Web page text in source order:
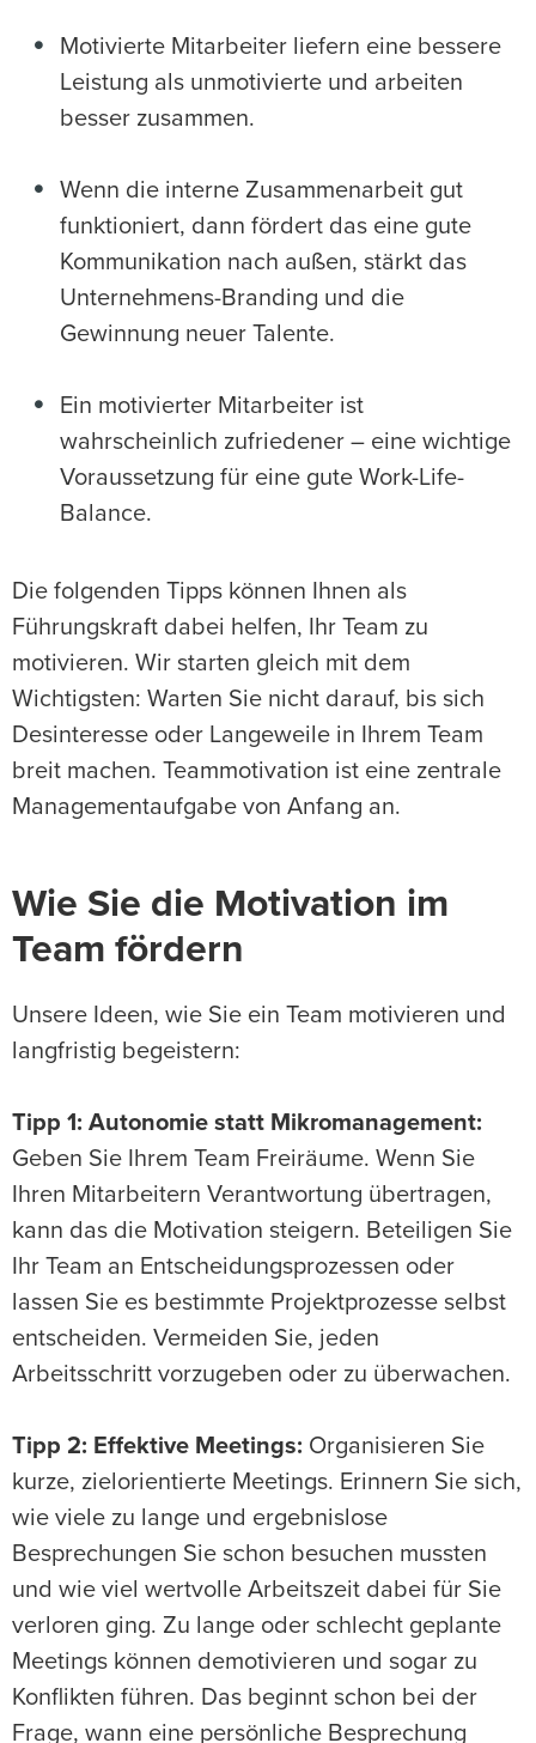
Motivierte Mitarbeiter liefern eine bessere
Leistung als unmotivierte und arbeiten
besser zusammen.
Wenn die interne Zusammenarbeit gut
funktioniert, dann fördert das eine gute
Kommunikation nach außen, stärkt das
Unternehmens-Branding und die
Gewinnung neuer Talente.
Ein motivierter Mitarbeiter ist
wahrscheinlich zufriedener – eine wichtige
Voraussetzung für eine gute Work-Life-
Balance.
Die folgenden Tipps können Ihnen als
Führungskraft dabei helfen, Ihr Team zu
motivieren. Wir starten gleich mit dem
Wichtigsten: Warten Sie nicht darauf, bis sich
Desinteresse oder Langeweile in Ihrem Team
breit machen. Teammotivation ist eine zentrale
Managementaufgabe von Anfang an.
Wie Sie die Motivation im
Team fördern
Unsere Ideen, wie Sie ein Team motivieren und
langfristig begeistern:
Tipp 1: Autonomie statt Mikromanagement:
Geben Sie Ihrem Team Freiräume. Wenn Sie
Ihren Mitarbeitern Verantwortung übertragen,
kann das die Motivation steigern. Beteiligen Sie
Ihr Team an Entscheidungsprozessen oder
lassen Sie es bestimmte Projektprozesse selbst
entscheiden. Vermeiden Sie, jeden
Arbeitsschritt vorzugeben oder zu überwachen.
Tipp 2: Effektive Meetings: Organisieren Sie
kurze, zielorientierte Meetings. Erinnern Sie sich,
wie viele zu lange und ergebnislose
Besprechungen Sie schon besuchen mussten
und wie viel wertvolle Arbeitszeit dabei für Sie
verloren ging. Zu lange oder schlecht geplante
Meetings können demotivieren und sogar zu
Konflikten führen. Das beginnt schon bei der
Frage, wann eine persönliche Besprechung